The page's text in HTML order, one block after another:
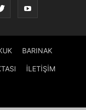
BARINAK
İLETİŞİM